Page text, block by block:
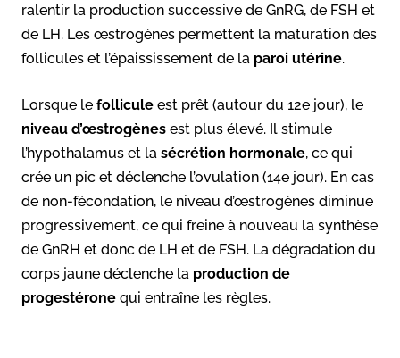
ralentir la production successive de GnRG, de FSH et
de LH. Les œstrogènes permettent la maturation des
follicules et l’épaississement de la paroi utérine.
Lorsque le follicule est prêt (autour du 12e jour), le
niveau d’œstrogènes est plus élevé. Il stimule
l’hypothalamus et la sécrétion hormonale, ce qui
crée un pic et déclenche l’ovulation (14e jour). En cas
de non-fécondation, le niveau d’œstrogènes diminue
progressivement, ce qui freine à nouveau la synthèse
de GnRH et donc de LH et de FSH. La dégradation du
corps jaune déclenche la production de
progestérone qui entraîne les règles.